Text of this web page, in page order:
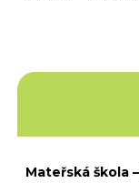
Mateřská škola